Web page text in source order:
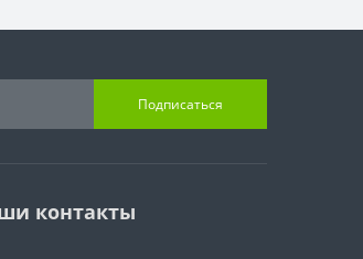
Подписаться
контакты